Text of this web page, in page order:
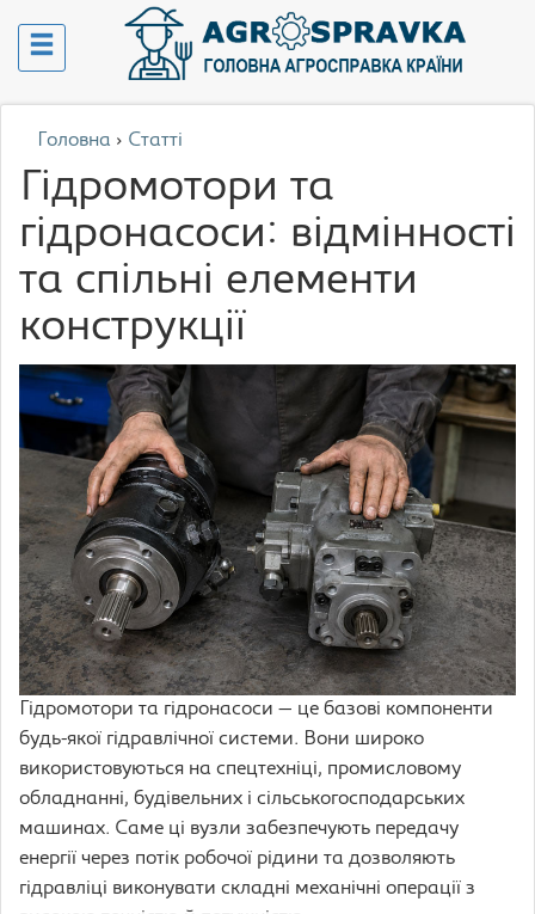
Головна › Статті
Гідромотори та
гідронасоси: відмінності
та спільні елементи
конструкції
Гідромотори та гідронасоси — це базові компоненти
будь-якої гідравлічної системи. Вони широко
використовуються на спецтехніці, промисловому
обладнанні, будівельних і сільськогосподарських
машинах. Саме ці вузли забезпечують передачу
енергії через потік робочої рідини та дозволяють
гідравліці виконувати складні механічні операції з